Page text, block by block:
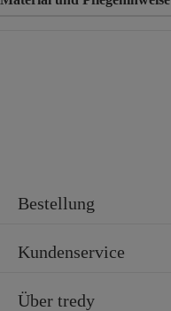
Bestellung
Kundenservice
Über tredy